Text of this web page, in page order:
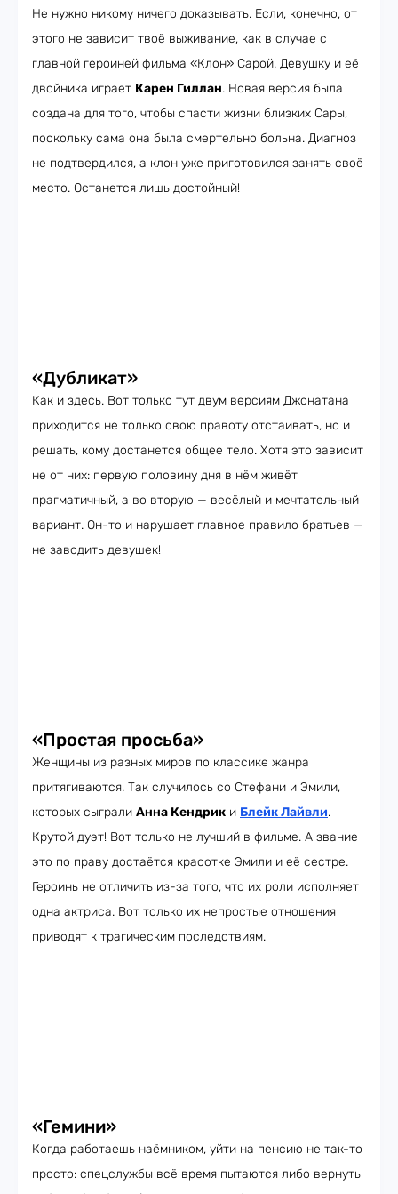
Не нужно никому ничего доказывать. Если, конечно, от
этого не зависит твоё выживание, как в случае с
главной героиней фильма «Клон» Сарой. Девушку и её
двойника играет Карен Гиллан. Новая версия была
создана для того, чтобы спасти жизни близких Сары,
поскольку сама она была смертельно больна. Диагноз
не подтвердился, а клон уже приготовился занять своё
место. Останется лишь достойный!
«Дубликат»
Как и здесь. Вот только тут двум версиям Джонатана
приходится не только свою правоту отстаивать, но и
решать, кому достанется общее тело. Хотя это зависит
не от них: первую половину дня в нём живёт
прагматичный, а во вторую — весёлый и мечтательный
вариант. Он-то и нарушает главное правило братьев —
не заводить девушек!
«Простая просьба»
Женщины из разных миров по классике жанра
притягиваются. Так случилось со Стефани и Эмили,
которых сыграли Анна Кендрик и Блейк Лайвли.
Крутой дуэт! Вот только не лучший в фильме. А звание
это по праву достаётся красотке Эмили и её сестре.
Героинь не отличить из-за того, что их роли исполняет
одна актриса. Вот только их непростые отношения
приводят к трагическим последствиям.
«Гемини»
Когда работаешь наёмником, уйти на пенсию не так-то
просто: спецслужбы всё время пытаются либо вернуть